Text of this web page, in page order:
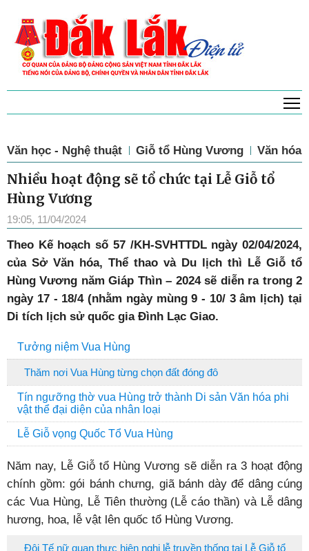
Văn học - Nghệ thuật Giỗ tổ Hùng Vương Văn hóa
Nhiều hoạt động sẽ tổ chức tại Lễ Giỗ tổ
Hùng Vương
19:05, 11/04/2024
Theo Kế hoạch số 57 /KH-SVHTTDL ngày 02/04/2024,
của Sở Văn hóa, Thể thao và Du lịch thì Lễ Giỗ tổ
Hùng Vương năm Giáp Thìn – 2024 sẽ diễn ra trong 2
ngày 17 - 18/4 (nhằm ngày mùng 9 - 10/ 3 âm lịch) tại
Di tích lịch sử quốc gia Đình Lạc Giao.
Tưởng niệm Vua Hùng
Thăm nơi Vua Hùng từng chọn đất đóng đô
Tín ngưỡng thờ vua Hùng trở thành Di sản Văn hóa phi
vật thể đại diện của nhân loại
Lễ Giỗ vọng Quốc Tổ Vua Hùng
Năm nay, Lễ Giỗ tổ Hùng Vương sẽ diễn ra 3 hoạt động
chính gồm: gói bánh chưng, giã bánh dày để dâng cúng
các Vua Hùng, Lễ Tiên thường (Lễ cáo thần) và Lễ dâng
hương, hoa, lễ vật lên quốc tổ Hùng Vương.
Đội Tế nữ quan thực hiện nghi lễ truyền thống tại Lễ Giỗ tổ